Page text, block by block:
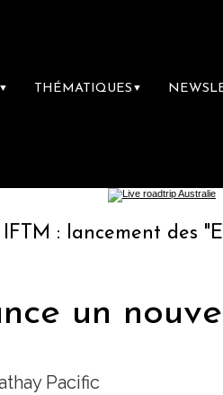
▼ THÉMATIQUES ▼
des "Escales
un
Pacific